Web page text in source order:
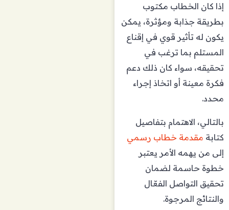
إذا كان الخطاب مكتوب
بطريقة جذابة ومؤثرة، يمكن
يكون له تأثير قوي في إقناع
المستلم بما ترغب في
تحقيقه، سواء كان ذلك دعم
فكرة معينة أو اتخاذ إجراء
محدد.
بالتالي، الاهتمام بتفاصيل
كتابة مقدمة خطاب رسمي
إلى من يهمه الأمر يعتبر
خطوة حاسمة لضمان
تحقيق التواصل الفعّال
والنتائج المرجوة.